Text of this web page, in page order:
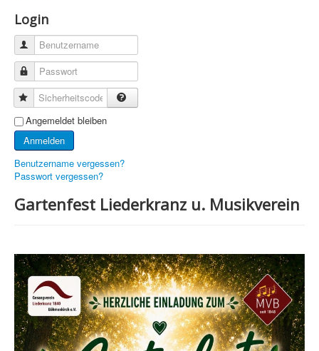
Login
Benutzername
Passwort
Sicherheitscode
Angemeldet bleiben
Anmelden
Benutzername vergessen?
Passwort vergessen?
Gartenfest Liederkranz u. Musikverein